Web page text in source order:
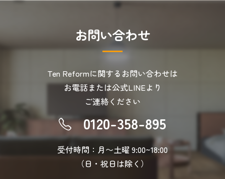
お問い合わせ
Ten Reformに関するお問い合わせは
お電話または公式LINEより
ご連絡ください
0120-358-895
受付時間：月〜土曜 9:00~18:00
（日・祝日は除く）